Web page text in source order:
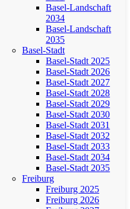
Basel-Landschaft
2034
Basel-Landschaft
2035
Basel-Stadt
Basel-Stadt 2025
Basel-Stadt 2026
Basel-Stadt 2027
Basel-Stadt 2028
Basel-Stadt 2029
Basel-Stadt 2030
Basel-Stadt 2031
Basel-Stadt 2032
Basel-Stadt 2033
Basel-Stadt 2034
Basel-Stadt 2035
Freiburg
Freiburg 2025
Freiburg 2026